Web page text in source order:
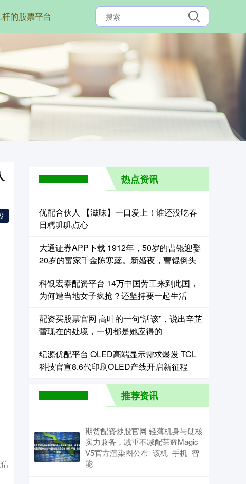
的股票平台
热点资讯
优配合伙人 【滋味】一口爱上！谁还没吃春
日糯叽叽点心
大通证券APP下载 1912年，50岁的曹锟迎娶
20岁的富家千金陈寒蕊。新婚夜，曹锟倒头
科银宏泰配资平台 14万中国劳工来到此国，
为何遭当地女子疯抢？还坚持要一起生活
配资买股票官网 高叶的一句“活该”，说出辛芷
蕾现在的处境，一切都是她应得的
纪源优配平台 OLED高端显示需求爆发 TCL
科技官宣8.6代印刷OLED产线开启新征程
推荐资讯
期货配资炒股官网 轻薄机身与硬核
实力兼备，减重不减配荣耀Magic
V5官方渲染图公布_该机_手机_智
能